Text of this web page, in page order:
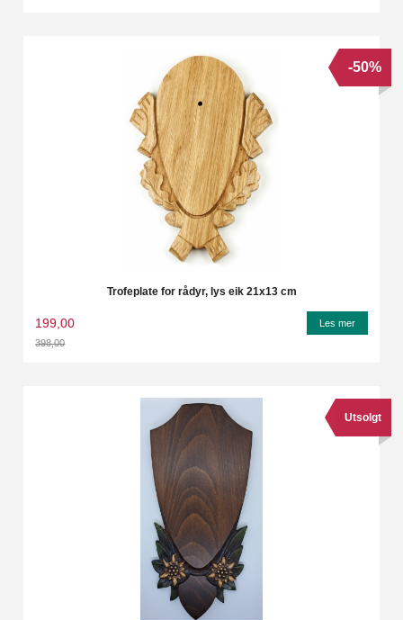
Trofeplate for rådyr, lys eik 21x13 cm
199,00
398,00
-50%
Les mer
Utsolgt